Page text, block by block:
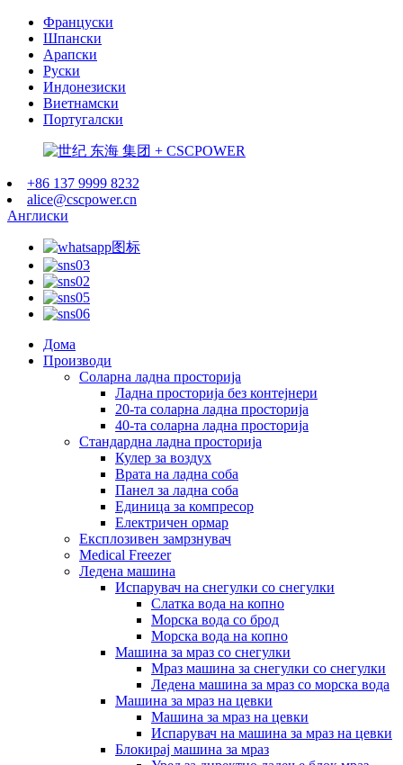
Француски
Шпански
Арапски
Руски
Индонезиски
Виетнамски
Португалски
+86 137 9999 8232
alice@cscpower.cn
Англиски
Дома
Производи
Соларна ладна просторија
Ладна просторија без контејнери
20-та соларна ладна просторија
40-та соларна ладна просторија
Стандардна ладна просторија
Кулер за воздух
Врата на ладна соба
Панел за ладна соба
Единица за компресор
Електричен ормар
Експлозивен замрзнувач
Medical Freezer
Ледена машина
Испарувач на снегулки со снегулки
Слатка вода на копно
Морска вода со брод
Морска вода на копно
Машина за мраз со снегулки
Мраз машина за снегулки со снегулки
Ледена машина за мраз со морска вода
Машина за мраз на цевки
Машина за мраз на цевки
Испарувач на машина за мраз на цевки
Блокирај машина за мраз